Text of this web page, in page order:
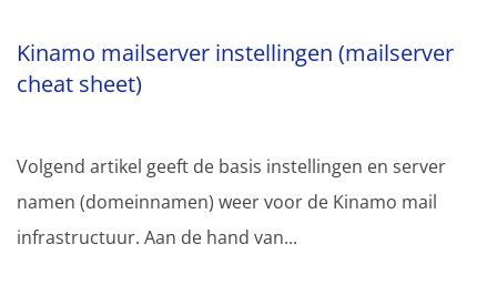
Kinamo mailserver instellingen (mailserver
cheat sheet)
Volgend artikel geeft de basis instellingen en server
namen (domeinnamen) weer voor de Kinamo mail
infrastructuur. Aan de hand van...